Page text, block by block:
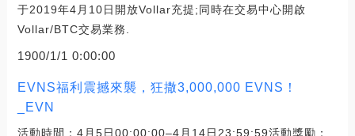
于2019年4月10日開放Vollar充提;同時在交易中心開啟
Vollar/BTC交易業務.
1900/1/1 0:00:00
EVNS福利震撼來襲，狂撒3,000,000 EVNS！
_EVN
活動時間：4月5日00:00:00–4月14日23:59:59活動獎勵：